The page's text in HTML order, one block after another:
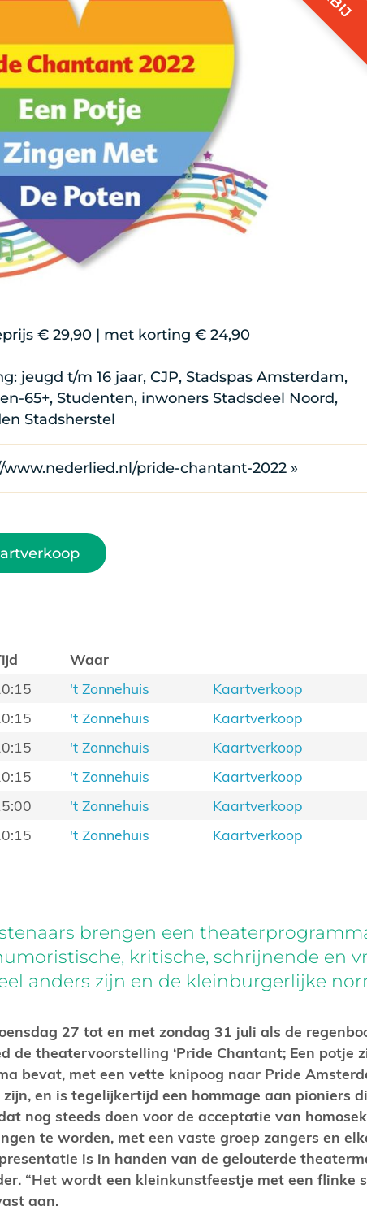
€ 29,90 | met korting € 24,90
jeugd t/m 16 jaar, CJP, Stadspas Amsterdam,
65+, Studenten, inwoners Stadsdeel Noord,
Stadsherstel
www.nederlied.nl/pride-chantant-2022 »
Waar
't Zonnehuis
Kaartverkoop
't Zonnehuis
Kaartverkoop
't Zonnehuis
Kaartverkoop
't Zonnehuis
Kaartverkoop
't Zonnehuis
Kaartverkoop
't Zonnehuis Kaartverkoop
brengen een
kritische, schrijnende en
anders zijn en de kleinburgerlijke
27 tot en met zondag 31 juli als de
de theatervoorstelling ‘Pride Chantant; Een potje
bevat, met een vette knipoog naar Pride
en is tegelijkertijd een hommage aan pioniers
nog steeds doen voor de acceptatie van
te worden, met een vaste groep zangers en
is in handen van de gelouterde
“Het wordt een kleinkunstfeestje met een flinke
aan.